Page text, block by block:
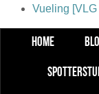
Vueling [VLG
HOME